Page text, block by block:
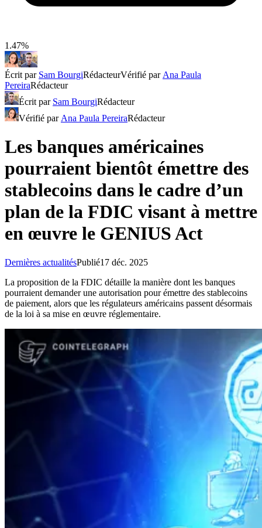
1.47%
Écrit par Sam BourgiRédacteurVérifié par Ana Paula
PereiraRédacteur
Écrit par Sam BourgiRédacteur
Vérifié par Ana Paula PereiraRédacteur
Les banques américaines
pourraient bientôt émettre des
stablecoins dans le cadre d’un
plan de la FDIC visant à mettre
en œuvre le GENIUS Act
Dernières actualitésPublié17 déc. 2025
La proposition de la FDIC détaille la manière dont les banques
pourraient demander une autorisation pour émettre des stablecoins
de paiement, alors que les régulateurs américains passent désormais
de la loi à sa mise en œuvre réglementaire.